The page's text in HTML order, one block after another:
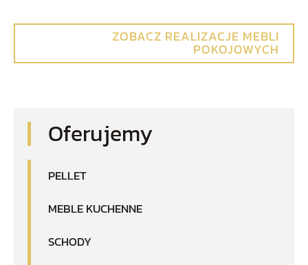
Oferujemy
PELLET
MEBLE KUCHENNE
SCHODY
ZOBACZ REALIZACJE MEBLI
POKOJOWYCH